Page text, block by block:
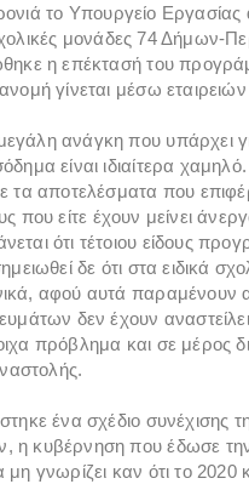
το Υπουργείο
μονάδες 74 Δήμων-
η επέκτασή του
γίνεται μέσω
ανάγκη που υπάρχει
είναι ιδιαίτερα
τα αποτελέσματα που
που είτε έχουν μείνει
ότι τέτοιου είδους
δε ότι στα ειδικά
αφού αυτά παραμένουν
δεν έχουν
πρόβλημα και σε μέρος
ένα σχέδιο
κυβέρνηση που έδωσε την
γνωρίζει καν ότι το 2020